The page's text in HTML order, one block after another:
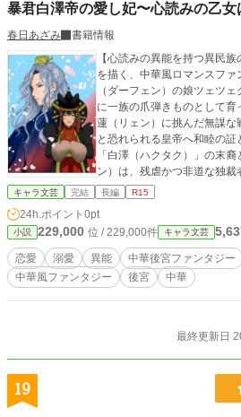
暴君白澤帝の愛し妃〜心読みの乙女
春日あざみ
書籍情報
【心読みの異能を持つ異民
を描く、中華風ロマンスファンタジー。 辺
（ダーフェン）の娘ツェツ
に一族の爪弾きものとして育
蓮（リェン）に挑んだ無謀
と恐れられる皇帝へ和睦の証と
「白澤（ハクタク）」の末
ン）は、残虐かつ非道な独
然の心の内は、孤独と虚しさに満ちてい
昊然。そして対話を重ねるう
着を覚え、恋慕の思いを募ら
え、彼の愛情を信じられず
キャラ文芸 完結 長編 R15
24h.ポイント 0pt
小説 229,000 位 / 229,000件 キャラ文芸
恋愛 溺愛 異能 中華後宮ファンタジー
中華風ファンタジー
後宮 中華
最終更新日
19